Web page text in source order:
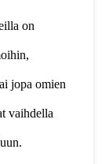
on
jopa omien
vaihdella